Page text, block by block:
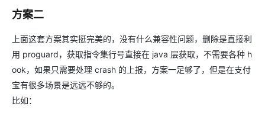
方案二
上面这套方案其实挺完美的，没有什么兼容性问题，删除是直接利
用 proguard，获取指令集行号直接在 java 层获取，不需要各种 h
ook，如果只需要处理 crash 的上报，方案一足够了，但是在支付
宝有很多场景是远远不够的。
比如：